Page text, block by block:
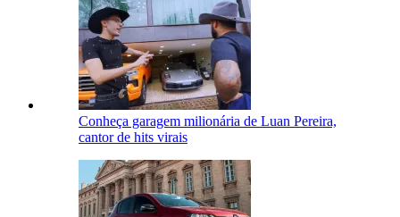
Conheça garagem milionária de Luan Pereira,
cantor de hits virais